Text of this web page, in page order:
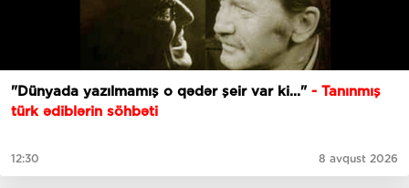
"Dünyada yazılmamış o qədər şeir var ki..." - Tanınmış
türk ədiblərin söhbəti
12:30 8 avqust 2026